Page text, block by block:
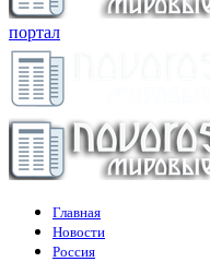
портал
Главная
Новости
Россия